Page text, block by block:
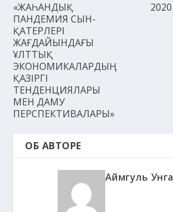
«ЖАҺАНДЫҚ
ПАНДЕМИЯ СЫН-
ҚАТЕРЛЕРІ
ЖАҒДАЙЫНДАҒЫ
ҰЛТТЫҚ
ЭКОНОМИКАЛАРДЫҢ
ҚАЗІРГІ
ТЕНДЕНЦИЯЛАРЫ
МЕН ДАМУ
ПЕРСПЕКТИВАЛАРЫ»
ОБ АВТОРЕ
Аймгуль